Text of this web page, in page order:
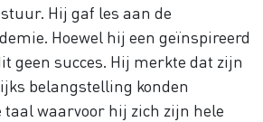
Hij gaf les aan de
Hoewel hij een geïnspireerd
geen succes. Hij merkte dat zijn
belangstelling konden
taal waarvoor hij zich zijn hele